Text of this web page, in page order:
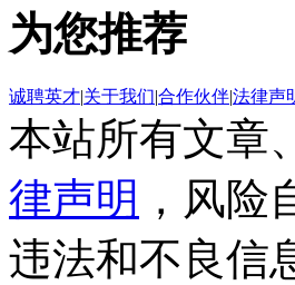
为您推荐
诚聘英才|关于我们|合作伙伴|法律声
本站所有文章
律声明 ，风险
违法和不良信